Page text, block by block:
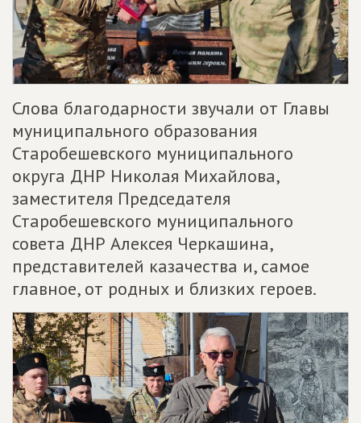
Слова благодарности звучали от Главы
муниципального образования
Старобешевского муниципального
округа ДНР Николая Михайлова,
заместителя Председателя
Старобешевского муниципального
совета ДНР Алексея Черкашина,
представителей казачества и, самое
главное, от родных и близких героев.